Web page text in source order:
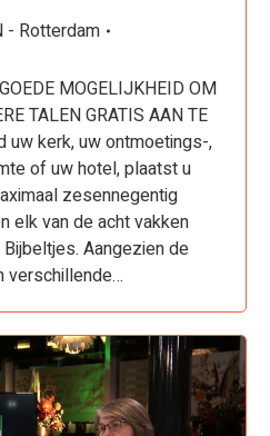
- Rotterdam
MOGELIJKHEID OM
TALEN GRATIS AAN TE
uw kerk, uw ontmoetings-,
of uw hotel, plaatst u
zesennegentig
elk van de acht vakken
Aangezien de
verschillende…